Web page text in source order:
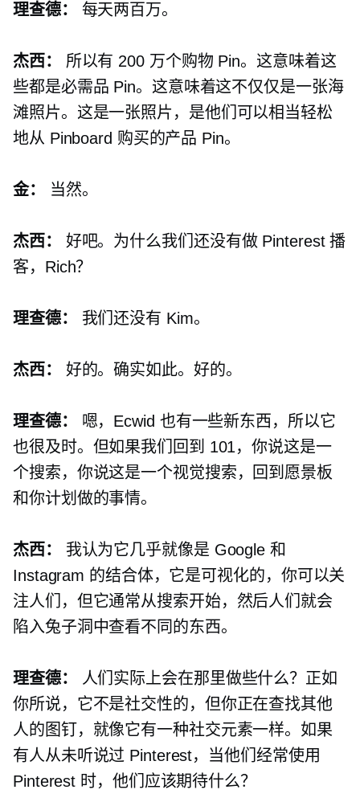
理查德： 每天两百万。
杰西：
所以有 200 万个购物 Pin。这意味着这
些都是必需品 Pin。这意味着这不仅仅是一张海
滩照片。这是一张照片，是他们可以相当轻松
地从 Pinboard 购买的产品 Pin。
金： 当然。
杰西：
好吧。为什么我们还没有做 Pinterest 播
客，Rich？
理查德： 我们还没有 Kim。
杰西： 好的。确实如此。好的。
理查德：
嗯，Ecwid 也有一些新东西，所以它
也很及时。但如果我们回到 101，你说这是一
个搜索，你说这是一个视觉搜索，回到愿景板
和你计划做的事情。
杰西：
我认为它几乎就像是 Google 和
Instagram 的结合体，它是可视化的，你可以关
注人们，但它通常从搜索开始，然后人们就会
陷入兔子洞中查看不同的东西。
理查德：
人们实际上会在那里做些什么？正如
你所说，它不是社交性的，但你正在查找其他
人的图钉，就像它有一种社交元素一样。如果
有人从未听说过 Pinterest，当他们经常使用
Pinterest 时，他们应该期待什么？